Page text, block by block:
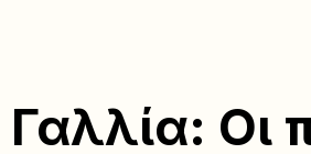
Γαλλία: Οι